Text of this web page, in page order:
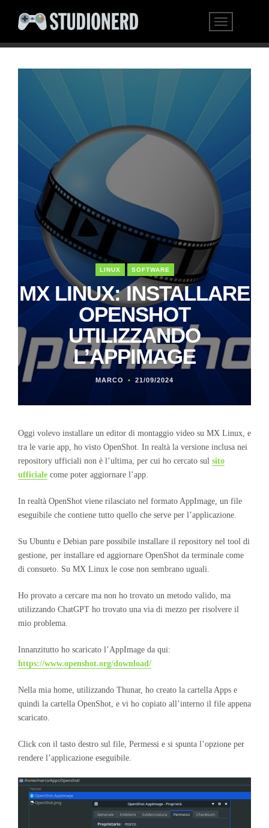
LINUX SOFTWARE
MX LINUX: INSTALLARE
OPENSHOT
UTILIZZANDO
L’APPIMAGE
MARCO 21/09/2024
Oggi volevo installare un editor di montaggio video su MX Linux, e
tra le varie app, ho visto OpenShot. In realtà la versione inclusa nei
repository ufficiali non è l’ultima, per cui ho cercato sul sito
ufficiale come poter aggiornare l’app.
In realtà OpenShot viene rilasciato nel formato AppImage, un file
eseguibile che contiene tutto quello che serve per l’applicazione.
Su Ubuntu e Debian pare possibile installare il repository nel tool di
gestione, per installare ed aggiornare OpenShot da terminale come
di consueto. Su MX Linux le cose non sembrano uguali.
Ho provato a cercare ma non ho trovato un metodo valido, ma
utilizzando ChatGPT ho trovato una via di mezzo per risolvere il
mio problema.
Innanzitutto ho scaricato l’AppImage da qui:
https://www.openshot.org/download/
Nella mia home, utilizzando Thunar, ho creato la cartella Apps e
quindi la cartella OpenShot, e vi ho copiato all’interno il file appena
scaricato.
Click con il tasto destro sul file, Permessi e si spunta l’opzione per
rendere l’applicazione eseguibile.